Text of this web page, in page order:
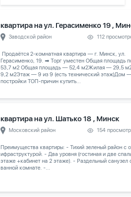
квартира на ул. Герасименко 19 ,
Заводской район 112
️ Продаётся 2-комнатная квартира — г. Минск, ул.
Герасименко, 19. ➡ Торг уместен Общая площадь
53,7 м2 Общая площадь — 52,4 м2Жилая — 29,5
9,2 м2Этаж — 9 из 9 (есть технический этаж)Дом
постройки ТОП-причин купить...
квартира на ул. Шатько 18 , Минск
Московский район 154
Преимущества квартиры: - Тихий зеленый район с
ифраструктурой. - Два уровня (гостиная и две
этаже +кабинет на 2 этаже). - Раздельный санузел
ванной комнате. -...